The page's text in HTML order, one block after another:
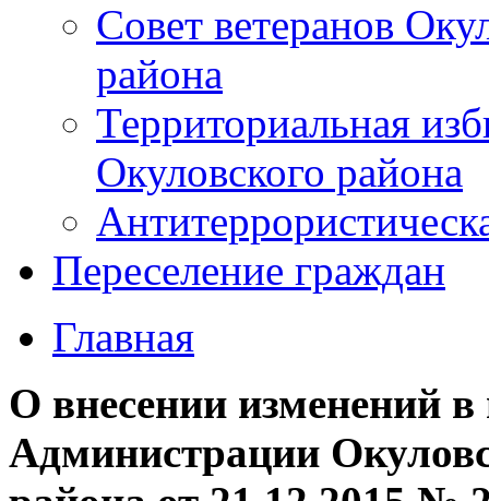
Совет ветеранов
района
Территориальная
Окуловского района
Переселение граждан
Главная
О внесении изменений в
Администрации